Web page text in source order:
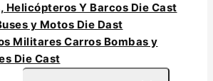
Helicópteros Y Barcos Die Cast
y Motos Die Dast
Militares Carros Bombas y
Die Cast